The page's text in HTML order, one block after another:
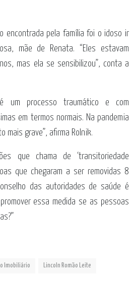
encontrada pela família foi o idoso ir
mãe de Renata. “Eles estavam
mas ela se sensibilizou”, conta a
um processo traumático e com
em termos normais. Na pandemia
mais grave”, afirma Rolnik.
que chama de ‘transitoriedade
que chegaram a ser removidas 8
das autoridades de saúde é
promover essa medida se as pessoas
Imobiliário Lincoln Romão Leite